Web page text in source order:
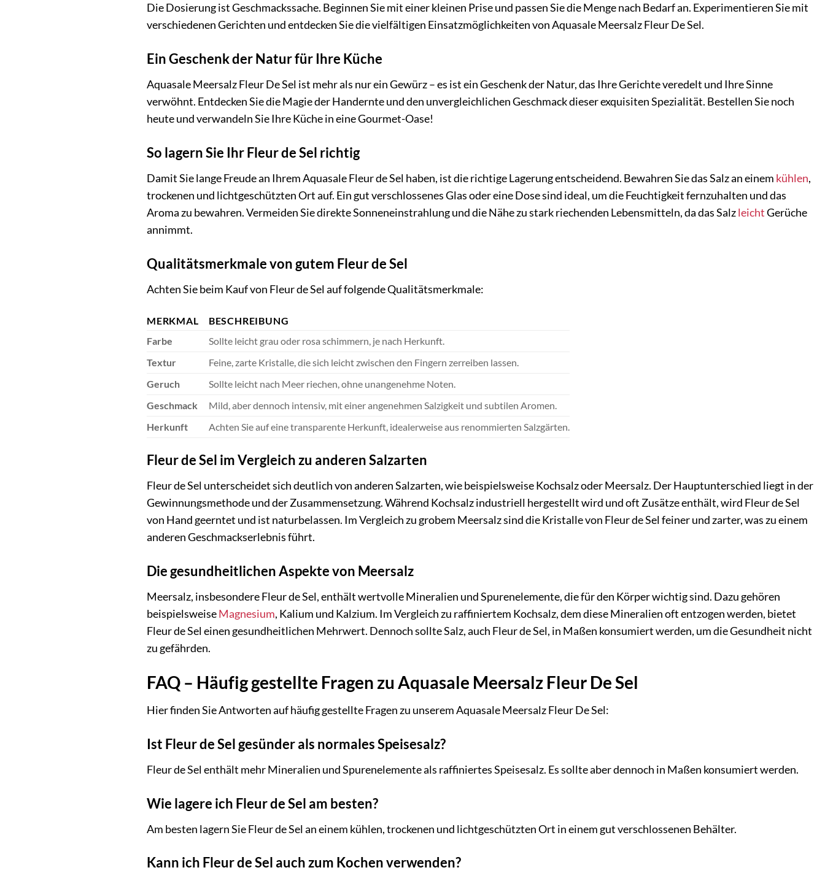
Die Dosierung ist Geschmackssache. Beginnen Sie mit einer kleinen Prise und passen Sie die Menge nach Bedarf an. Experimentieren Sie mit
verschiedenen Gerichten und entdecken Sie die vielfältigen Einsatzmöglichkeiten von Aquasale Meersalz Fleur De Sel.
Ein Geschenk der Natur für Ihre Küche
Aquasale Meersalz Fleur De Sel ist mehr als nur ein Gewürz – es ist ein Geschenk der Natur, das Ihre Gerichte veredelt und Ihre Sinne
verwöhnt. Entdecken Sie die Magie der Handernte und den unvergleichlichen Geschmack dieser exquisiten Spezialität. Bestellen Sie noch
heute und verwandeln Sie Ihre Küche in eine Gourmet-Oase!
So lagern Sie Ihr Fleur de Sel richtig
Damit Sie lange Freude an Ihrem Aquasale Fleur de Sel haben, ist die richtige Lagerung entscheidend. Bewahren Sie das Salz an einem kühlen,
trockenen und lichtgeschützten Ort auf. Ein gut verschlossenes Glas oder eine Dose sind ideal, um die Feuchtigkeit fernzuhalten und das
Aroma zu bewahren. Vermeiden Sie direkte Sonneneinstrahlung und die Nähe zu stark riechenden Lebensmitteln, da das SalzleichtGerüche
annimmt.
Qualitätsmerkmale von gutem Fleur de Sel
Achten Sie beim Kauf von Fleur de Sel auf folgende Qualitätsmerkmale:
MERKMAL
BESCHREIBUNG
Farbe
Sollte leicht grau oder rosa schimmern, je nach Herkunft.
Textur
Feine, zarte Kristalle, die sich leicht zwischen den Fingern zerreiben lassen.
Geruch
Sollte leicht nach Meer riechen, ohne unangenehme Noten.
Geschmack
Mild, aber dennoch intensiv, mit einer angenehmen Salzigkeit und subtilen Aromen.
Herkunft
Achten Sie auf eine transparente Herkunft, idealerweise aus renommierten Salzgärten.
Fleur de Sel im Vergleich zu anderen Salzarten
Fleur de Sel unterscheidet sich deutlich von anderen Salzarten, wie beispielsweise Kochsalz oder Meersalz. Der Hauptunterschied liegt in der
Gewinnungsmethode und der Zusammensetzung. Während Kochsalz industriell hergestellt wird und oft Zusätze enthält, wird Fleur de Sel
von Hand geerntet und ist naturbelassen. Im Vergleich zu grobem Meersalz sind die Kristalle von Fleur de Sel feiner und zarter, was zu einem
anderen Geschmackserlebnis führt.
Die gesundheitlichen Aspekte von Meersalz
Meersalz, insbesondere Fleur de Sel, enthält wertvolle Mineralien und Spurenelemente, die für den Körper wichtig sind. Dazu gehören
beispielsweiseMagnesium, Kalium und Kalzium. Im Vergleich zu raffiniertem Kochsalz, dem diese Mineralien oft entzogen werden, bietet
Fleur de Sel einen gesundheitlichen Mehrwert. Dennoch sollte Salz, auch Fleur de Sel, in Maßen konsumiert werden, um die Gesundheit nicht
zu gefährden.
FAQ – Häufig gestellte Fragen zu Aquasale Meersalz Fleur De Sel
Hier finden Sie Antworten auf häufig gestellte Fragen zu unserem Aquasale Meersalz Fleur De Sel:
Ist Fleur de Sel gesünder als normales Speisesalz?
Fleur de Sel enthält mehr Mineralien und Spurenelemente als raffiniertes Speisesalz. Es sollte aber dennoch in Maßen konsumiert werden.
Wie lagere ich Fleur de Sel am besten?
Am besten lagern Sie Fleur de Sel an einem kühlen, trockenen und lichtgeschützten Ort in einem gut verschlossenen Behälter.
Kann ich Fleur de Sel auch zum Kochen verwenden?